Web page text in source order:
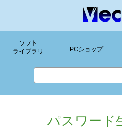
ソフト
ライブラリ
PCショップ
パスワード